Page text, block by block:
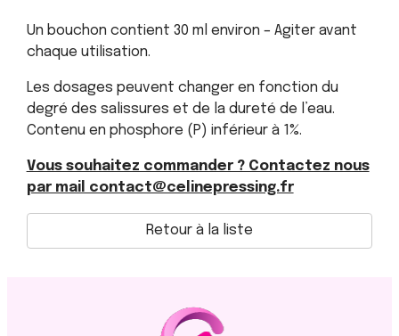
Un bouchon contient 30 ml environ – Agiter avant
chaque utilisation.
Les dosages peuvent changer en fonction du
degré des salissures et de la dureté de l’eau.
Contenu en phosphore (P) inférieur à 1%.
Vous souhaitez commander ? Contactez nous
par mail contact@celinepressing.fr
Retour à la liste